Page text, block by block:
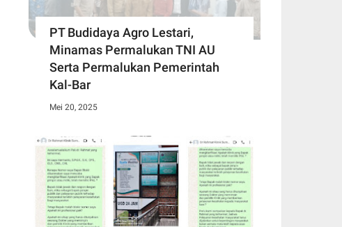
PT Budidaya Agro Lestari,
Minamas Permalukan TNI AU
Serta Permalukan Pemerintah
Kal-Bar
Mei 20, 2025